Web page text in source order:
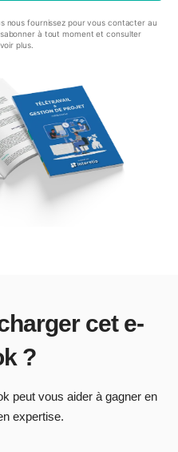
nous fournissez pour vous contacter au
à tout moment et consulter
plus.
cet e-
?
peut vous aider à gagner en
expertise.